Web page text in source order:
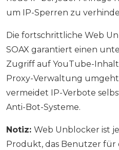
um IP-Sperren zu
Die fortschrittliche Web
SOAX garantiert einen
Zugriff auf YouTube-
Proxy-Verwaltung umgeht
vermeidet IP-Verbote
Anti-Bot-Systeme.
Notiz: Web Unblocker ist
Produkt, das Benutzer